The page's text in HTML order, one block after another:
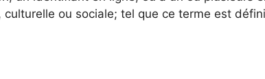
ou sociale; tel que ce terme est